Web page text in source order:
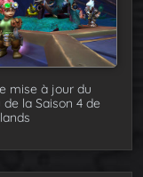
mise à jour du
la Saison 4 de